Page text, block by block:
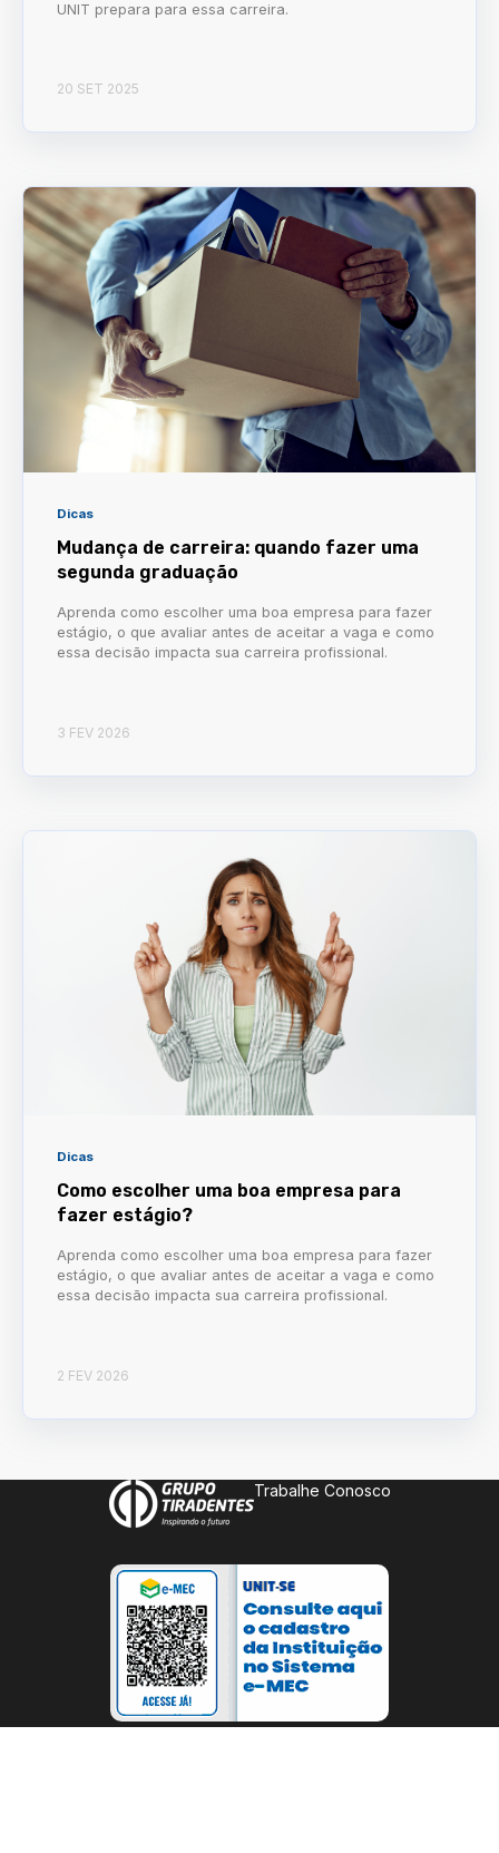
UNIT prepara para essa carreira.
20 SET 2025
Dicas
Mudança de carreira: quando fazer uma
segunda graduação
Aprenda como escolher uma boa empresa para fazer
estágio, o que avaliar antes de aceitar a vaga e como
essa decisão impacta sua carreira profissional.
3 FEV 2026
Dicas
Como escolher uma boa empresa para
fazer estágio?
Aprenda como escolher uma boa empresa para fazer
estágio, o que avaliar antes de aceitar a vaga e como
essa decisão impacta sua carreira profissional.
2 FEV 2026
Trabalhe Conosco